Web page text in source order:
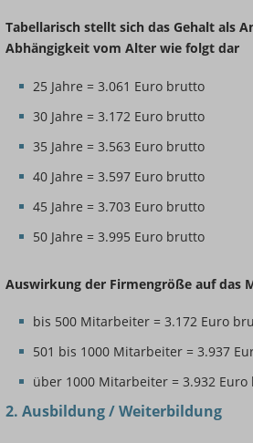
Tabellarisch stellt sich das Gehalt als
Abhängigkeit vom Alter wie folgt dar
25 Jahre = 3.061 Euro brutto
30 Jahre = 3.172 Euro brutto
35 Jahre = 3.563 Euro brutto
40 Jahre = 3.597 Euro brutto
45 Jahre = 3.703 Euro brutto
50 Jahre = 3.995 Euro brutto
Auswirkung der Firmengröße auf das
bis 500 Mitarbeiter = 3.172 Euro
501 bis 1000 Mitarbeiter = 3.937
über 1000 Mitarbeiter = 3.932
2. Ausbildung / Weiterbildung